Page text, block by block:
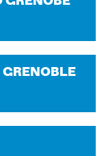
GRE­NO­BLE